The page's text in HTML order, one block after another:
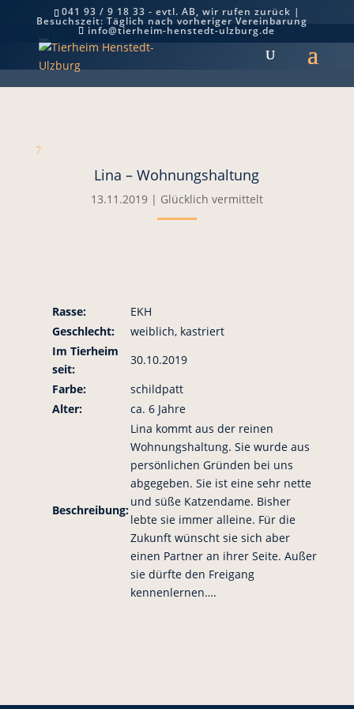
041 93 / 9 18 33 - evtl. AB, wir rufen zurück |
Besuchszeit: Täglich nach vorheriger Vereinbarung
info@tierheim-henstedt-ulzburg.de
Lina – Wohnungshaltung
7
Lina – Wohnungshaltung
13.11.2019| Glücklich vermittelt
Rasse:
EKH
Geschlecht:
weiblich, kastriert
Im Tierheim
seit:
30.10.2019
Farbe:
schildpatt
Alter:
ca. 6 Jahre
Beschreibung:
Lina kommt aus der reinen
Wohnungshaltung. Sie wurde aus
persönlichen Gründen bei uns
abgegeben. Sie ist eine sehr nette
und süße Katzendame. Bisher
lebte sie immer alleine. Für die
Zukunft wünscht sie sich aber
einen Partner an ihrer Seite. Außer
sie dürfte den Freigang
kennenlernen….